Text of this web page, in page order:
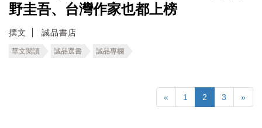
野圭吾、台灣作家也都上榜
撰文 誠品書店
華文閱讀 誠品選書 誠品專欄
« 1 2 3 »